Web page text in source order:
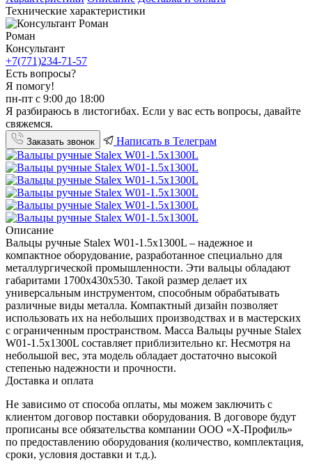
Технические характеристики
Роман
Консультант
+7(771)234-71-57
Есть вопросы?
Я помогу!
пн-пт с 9:00 до 18:00
Я разбираюсь в листогибах. Если у вас есть вопросы, давайте
свяжемся.
Заказать звонок Написать в Телеграм
Описание
Вальцы ручные Stalex W01-1.5х1300L – надежное и
компактное оборудование, разработанное специально для
металлургической промышленности. Эти вальцы обладают
габаритами 1700х430х530. Такой размер делает их
универсальным инструментом, способным обрабатывать
различные виды металла. Компактный дизайн позволяет
использовать их на небольших производствах и в мастерских
с ограниченным пространством. Масса Вальцы ручные Stalex
W01-1.5х1300L составляет приблизительно кг. Несмотря на
небольшой вес, эта модель обладает достаточно высокой
степенью надежности и прочности.
Доставка и оплата
Не зависимо от способа оплаты, мы можем заключить с
клиентом договор поставки оборудования. В договоре будут
прописаны все обязательства компании ООО «Х-Профиль»
по предоставлению оборудования (количество, комплектация,
сроки, условия доставки и т.д.).